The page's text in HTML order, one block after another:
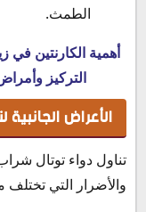
الطمث.
أهمية الكارنتين في
التركيز
الأعراض
تناول دواء توتال
والأضرار التي